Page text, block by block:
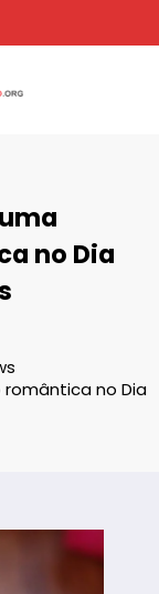
no Dia
no Dia